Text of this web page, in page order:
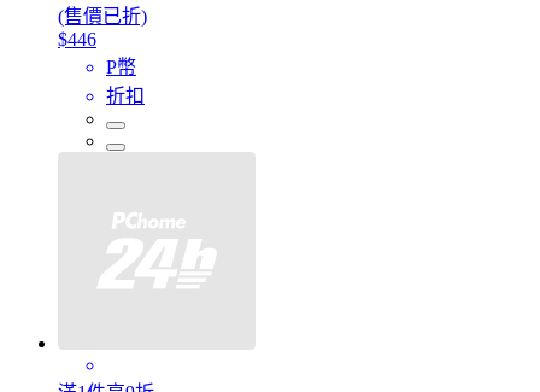
(售價已折)
$446
P幣
折扣